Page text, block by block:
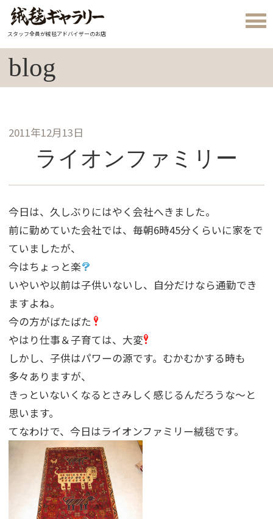
スタッフ全員が絨毯アドバイザーのお店
blog
2011年12月13日
ライオンファミリー
今日は、久しぶりにはやく会社へきました。
前に勤めていた会社では、毎朝6時45分くらいに家をで
ていましたが、
今はちょっと楽
いやいや以前は子供いないし、自分だけなら通勤でき
ますよね。
今の方がばたばた
やはり仕事＆子育ては、大変
しかし、子供はパワーの源です。むかむかする時も
多々ありますが、
きっといないくなるとさみしく感じるんだろうな〜と
思います。
てなわけで、今日はライオンファミリー絨毯です。